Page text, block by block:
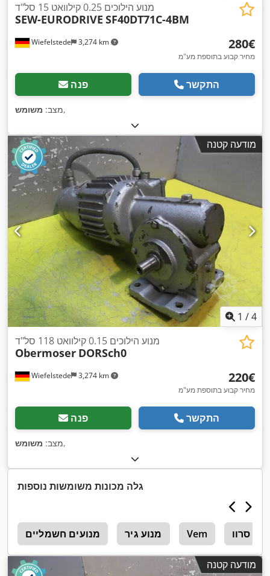
Wiefelstede 3,274 km
מנוע הילוכים 0.25 קילוואט 15 סל"ד
SEW-EURODRIVE SF40DT71C-4BM
‏280 ‏€
מחיר קבוע בתוספת מע"מ
פנה התקשר
מצב: משומש ,
מודעה קטנה
1 /4
Wiefelstede 3,274 km
מנוע הילוכים 0.15 קילוואט 118 סל"ד
Obermoser DORSch0
‏220 ‏€
מחיר קבוע בתוספת מע"מ
פנה התקשר
מצב: משומש ,
גלה מכונות משומשות נוספות
מנועים חשמליים מנוע גיר Vem סרוו
מודעה קטנה